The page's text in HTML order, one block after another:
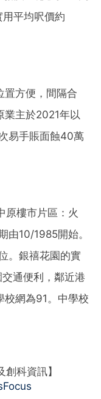
平均呎價約
置方便，間隔合
業主於2021年以
易手賬面蝕40萬
原樓市片區：火
由10/1985開始。
。銀禧花園的實
通便利，鄰近港
校網為91。中學校
科資訊】